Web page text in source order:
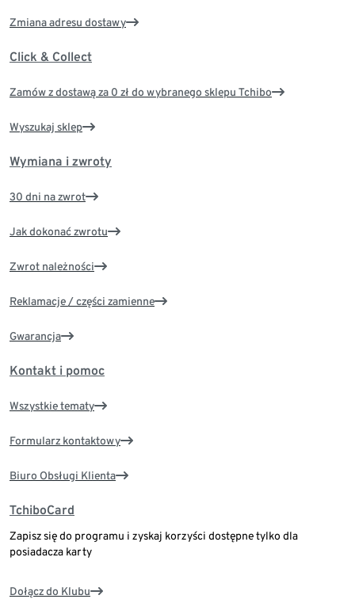
Zmiana adresu dostawy
Click & Collect
Zamów z dostawą za 0 zł do wybranego sklepu Tchibo
Wyszukaj sklep
Wymiana i zwroty
30 dni na zwrot
Jak dokonać zwrotu
Zwrot należności
Reklamacje / części zamienne
Gwarancja
Kontakt i pomoc
Wszystkie tematy
Formularz kontaktowy
Biuro Obsługi Klienta
TchiboCard
Zapisz się do programu i zyskaj korzyści dostępne tylko dla
posiadacza karty
Dołącz do Klubu